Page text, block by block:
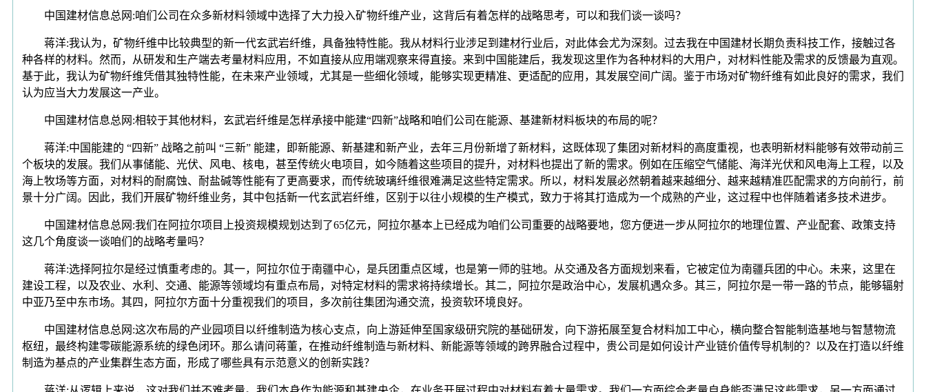
中国建材信息总网:咱们公司在众多新材料领域中选择了大力投入矿物纤维产业，这背后有着怎样的战略思考，可以和我们谈一谈吗？
蒋洋:我认为，矿物纤维中比较典型的新一代玄武岩纤维，具备独特性能。我从材料行业涉足到建材行业后，对此体会尤为深刻。过去我在中国建材长期负责科技工作，接触过各
种各样的材料。然而，从研发和生产端去考量材料应用，不如直接从应用端观察来得直接。来到中国能建后，我发现这里作为各种材料的大用户，对材料性能及需求的反馈最为直观。
基于此，我认为矿物纤维凭借其独特性能，在未来产业领域，尤其是一些细化领域，能够实现更精准、更适配的应用，其发展空间广阔。鉴于市场对矿物纤维有如此良好的需求，我们
认为应当大力发展这一产业。
中国建材信息总网:相较于其他材料，玄武岩纤维是怎样承接中能建“四新”战略和咱们公司在能源、基建新材料板块的布局的呢？
蒋洋:中国能建的 “四新” 战略之前叫 “三新” 能建，即新能源、新基建和新产业，去年三月份新增了新材料，这既体现了集团对新材料的高度重视，也表明新材料能够有效带动前三
个板块的发展。我们从事储能、光伏、风电、核电，甚至传统火电项目，如今随着这些项目的提升，对材料也提出了新的需求。例如在压缩空气储能、海洋光伏和风电海上工程，以及
海上牧场等方面，对材料的耐腐蚀、耐盐碱等性能有了更高要求，而传统玻璃纤维很难满足这些特定需求。所以，材料发展必然朝着越来越细分、越来越精准匹配需求的方向前行，前
景十分广阔。因此，我们开展矿物纤维业务，其中包括新一代玄武岩纤维，区别于以往小规模的生产模式，致力于将其打造成为一个成熟的产业，这过程中也伴随着诸多技术进步。
中国建材信息总网:我们在阿拉尔项目上投资规模规划达到了65亿元，阿拉尔基本上已经成为咱们公司重要的战略要地，您方便进一步从阿拉尔的地理位置、产业配套、政策支持
这几个角度谈一谈咱们的战略考量吗？
蒋洋:选择阿拉尔是经过慎重考虑的。其一，阿拉尔位于南疆中心，是兵团重点区域，也是第一师的驻地。从交通及各方面规划来看，它被定位为南疆兵团的中心。未来，这里在
建设工程，以及农业、水利、交通、能源等领域均有重点布局，对特定材料的需求将持续增长。其二，阿拉尔是政治中心，发展机遇众多。其三，阿拉尔是一带一路的节点，能够辐射
中亚乃至中东市场。其四，阿拉尔方面十分重视我们的项目，多次前往集团沟通交流，投资软环境良好。
中国建材信息总网:这次布局的产业园项目以纤维制造为核心支点，向上游延伸至国家级研究院的基础研发，向下游拓展至复合材料加工中心，横向整合智能制造基地与智慧物流
枢纽，最终构建零碳能源系统的绿色闭环。那么请问蒋董，在推动纤维制造与新材料、新能源等领域的跨界融合过程中，贵公司是如何设计产业链价值传导机制的？以及在打造以纤维
制造为基点的产业集群生态方面，形成了哪些具有示范意义的创新实践？